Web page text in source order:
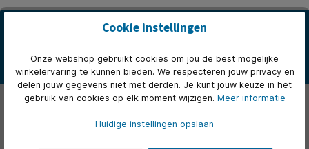
doorlopende nummering. * Met uitgestanste gleuf voor over het
han…Meer
Eigenschappen
Cookie instellingen
Onze webshop gebruikt cookies om jou de best mogelijke
winkelervaring te kunnen bieden. We respecteren jouw privacy en
delen jouw gegevens niet met derden. Je kunt jouw keuze in het
gebruik van cookies op elk moment wijzigen. Meer informatie
Huidige instellingen opslaan